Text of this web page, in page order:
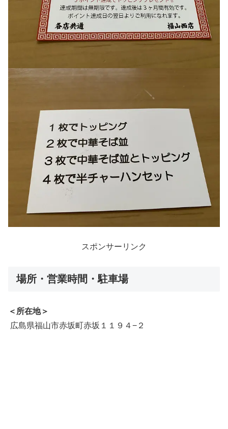
スポンサーリンク
場所・営業時間・駐車場
＜所在地＞
広島県福山市赤坂町赤坂１１９４−２